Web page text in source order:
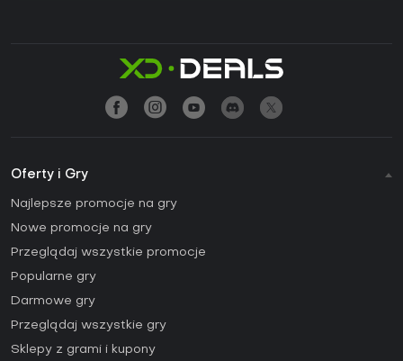
Oferty i Gry
Najlepsze promocje na gry
Nowe promocje na gry
Przeglądaj wszystkie promocje
Popularne gry
Darmowe gry
Przeglądaj wszystkie gry
Sklepy z grami i kupony